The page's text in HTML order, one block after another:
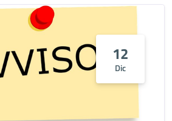
12
Dic